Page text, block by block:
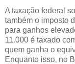
A taxação federal
também o imposto
para ganhos
11.000 é taxado
quem ganha o
Enquanto isso, no